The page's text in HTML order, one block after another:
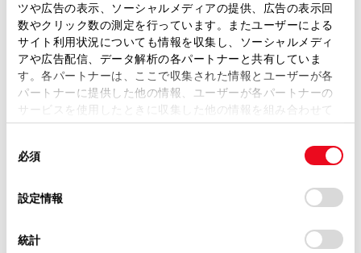
ツや広告の表示、ソーシャルメディアの提供、広告の表示回
数やクリック数の測定を行っています。またユーザーによる
サイト利用状況についても情報を収集し、ソーシャルメディ
アや広告配信、データ解析の各パートナーと共有していま
す。各パートナーは、ここで収集された情報とユーザーが各
パートナーに提供した他の情報、ユーザーが各パートナーの
サービスを使用したときに収集した他の情報を組み合わせて
使用することがあります。当ウェブサイトの使用を続行する
デバイスにすべてのCookie(クッキー)が保存されることに同
意したことになります。Cookie(クッキー)のオプトアウト、
設定の変更、同意を撤回したりするにあたっては、当社の
「Cookie（クッキー）情報の取り扱いについて
」をご覧くだ
必須
設定情報
統計
システムには限界があります。システムを過信せず、安全運転に
心がけてください。
運転者には安全運転の義務があります。運転者は各システムを
過信せず、つねに自らの責任で周囲の状況を把握し、ご自身の
操作で安全を確保してください。
各システムに頼ったり、安全を委ねる運転をすると思わぬ事故
につながり、重大な傷害におよぶか最悪の場合は死亡につなが
ご使用の前には、あらかじめ取扱説明書で各システムの特徴・
運転者自身でプリクラッシュセーフティの衝突被害軽減ブレー
キ制御を試すことはおやめください。対象や状況によってはシ
す。